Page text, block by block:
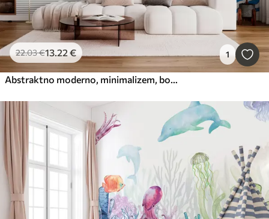
22.03€13.22€ 1
Abstraktno moderno, minimalizem, boho, geometrija, akvarelne lise, polna luna, silhueta palmovih listov, topografija, zapletenost, oranžna, rumena, siva